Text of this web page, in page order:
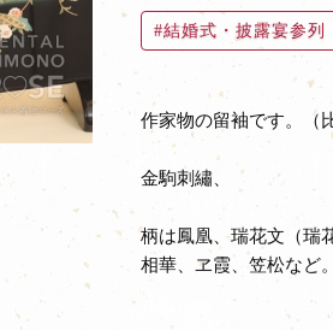
結婚式・披露宴参列
作家物の留袖です。（
金駒刺繡、
柄は鳳凰、瑞花文（瑞
相華、ヱ霞、笠松など。